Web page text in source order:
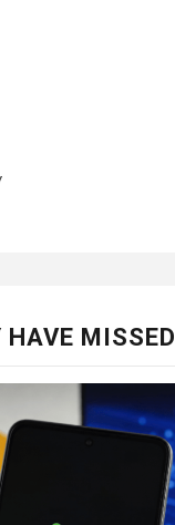
HAVE MISSED